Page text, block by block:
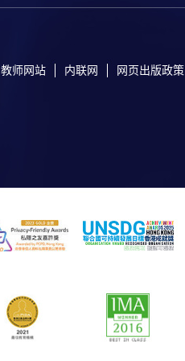
教师网站 内联网 网页出版政策